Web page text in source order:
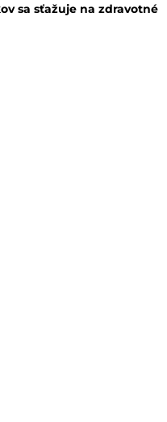
sa sťažuje na zdravotné